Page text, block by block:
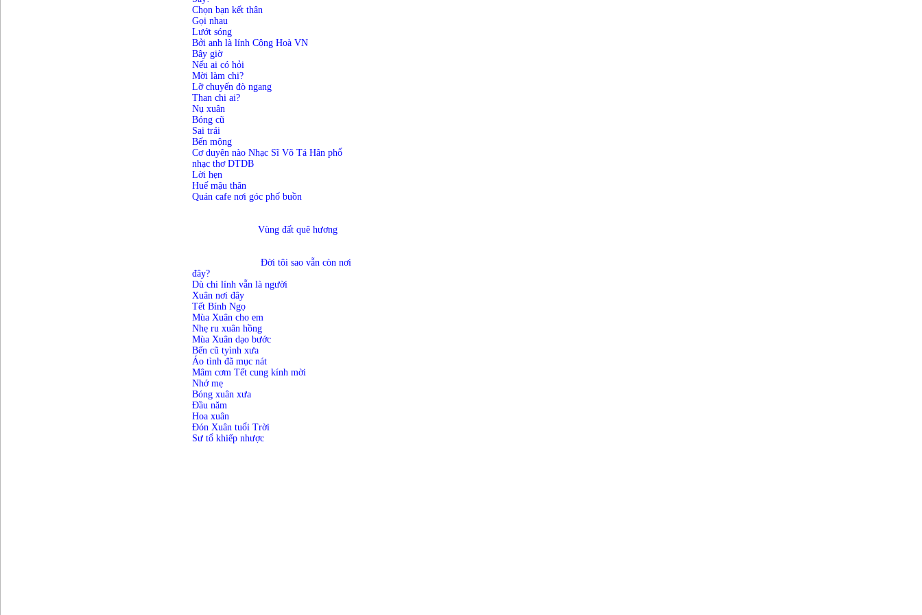
Chọn bạn kết thân
Gọi nhau
Lướt sóng
Bởi anh là lính Cộng Hoà VN
Bây giờ
Nếu ai có hỏi
Mời làm chi?
Lỡ chuyến đò ngang
Than chi ai?
Nụ xuân
Bóng cũ
Sai trái
Bến mộng
Cơ duyên nào Nhạc Sĩ Võ Tá Hân phổ
nhạc thơ DTDB
Lời hẹn
Huế mậu thân
Quán cafe nơi góc phố buồn
			Vùng đất quê hương
Đời tôi sao vẫn còn nơi
đây?
Dù chi lính vẫn là người
Xuân nơi đây
Tết Bính Ngọ
Mùa Xuân cho em
Nhẹ ru xuân hồng
Mùa Xuân dạo bước
Bến cũ tyình xưa
Áo tình đã mục nát
Mâm cơm Tết cung kính mời
Nhớ mẹ
Bóng xuân xưa
Đầu năm
Hoa xuân
Đón Xuân tuổi Trời
Sư tổ khiếp nhược